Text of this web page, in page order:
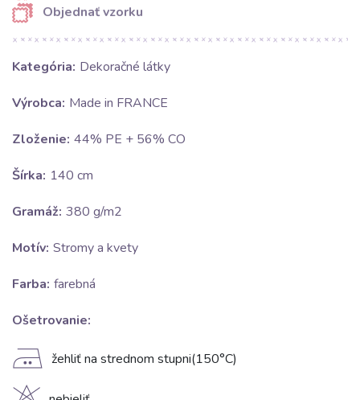
Objednať vzorku
Kategória: Dekoračné látky
Výrobca: Made in FRANCE
Zloženie: 44% PE + 56% CO
Šírka: 140 cm
Gramáž: 380 g/m2
Motív: Stromy a kvety
Farba: farebná
Ošetrovanie:
E žehliť na strednom stupni(150°C)